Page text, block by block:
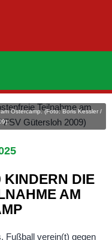
Ostercamp. (Foto: Boris Kessler /
DIE
AM